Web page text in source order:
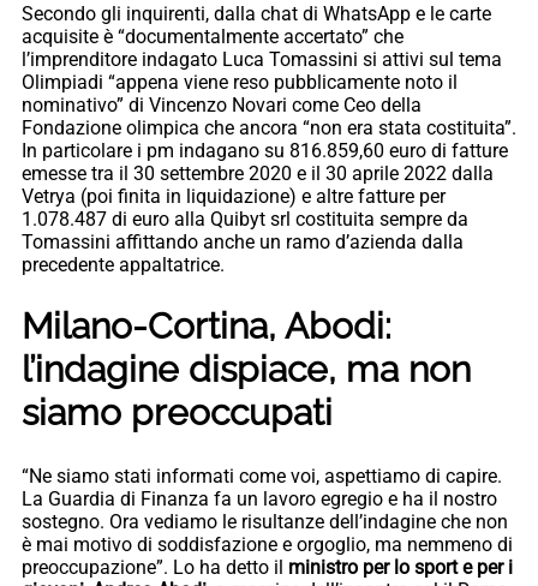
Secondo gli inquirenti, dalla chat di WhatsApp e le carte
acquisite è “documentalmente accertato” che
l’imprenditore indagato Luca Tomassini si attivi sul tema
Olimpiadi “appena viene reso pubblicamente noto il
nominativo” di Vincenzo Novari come Ceo della
Fondazione olimpica che ancora “non era stata costituita”.
In particolare i pm indagano su 816.859,60 euro di fatture
emesse tra il 30 settembre 2020 e il 30 aprile 2022 dalla
Vetrya (poi finita in liquidazione) e altre fatture per
1.078.487 di euro alla Quibyt srl costituita sempre da
Tomassini affittando anche un ramo d’azienda dalla
precedente appaltatrice.
Milano-Cortina, Abodi:
l’indagine dispiace, ma non
siamo preoccupati
“Ne siamo stati informati come voi, aspettiamo di capire.
La Guardia di Finanza fa un lavoro egregio e ha il nostro
sostegno. Ora vediamo le risultanze dell’indagine che non
è mai motivo di soddisfazione e orgoglio, ma nemmeno di
preoccupazione”. Lo ha detto il ministro per lo sport e per i